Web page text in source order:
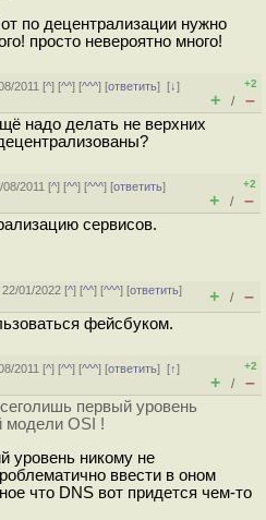
по децентрализации нужно
просто невероятно много!
2011 [^] [^^] [^^^] [ответить][↓]
+2
+ / –
надо делать не верхних
2011 [^] [^^] [^^^] [ответить]
+2
+ / –
сервисов.
01/2022 [^] [^^] [^^^] [ответить]
+ / –
фейсбуком.
2011 [^] [^^] [^^^] [ответить][↑]
+2
+ / –
первый уровень
модели OSI !
уровень никому не
ввести в оном
что DNS вот придется чем-то